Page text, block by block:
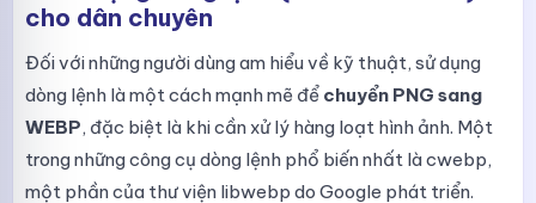
cho dân chuyên
Đối với những người dùng am hiểu về kỹ thuật, sử dụng
dòng lệnh là một cách mạnh mẽ để chuyển PNG sang
WEBP, đặc biệt là khi cần xử lý hàng loạt hình ảnh. Một
trong những công cụ dòng lệnh phổ biến nhất là cwebp,
một phần của thư viện libwebp do Google phát triển.